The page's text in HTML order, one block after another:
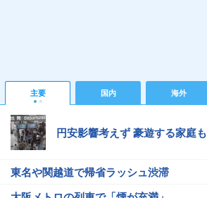
主要 国内 海外
円安影響考えず 豪遊する家庭も
東名や関越道で帰省ラッシュ渋滞